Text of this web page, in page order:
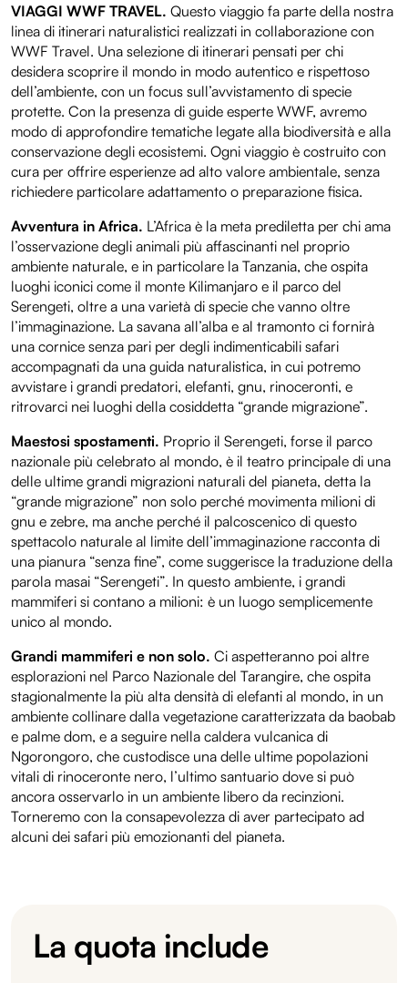
VIAGGI WWF TRAVEL. Questo viaggio fa parte della nostra
linea di itinerari naturalistici realizzati in collaborazione con
WWF Travel. Una selezione di itinerari pensati per chi
desidera scoprire il mondo in modo autentico e rispettoso
dell’ambiente, con un focus sull’avvistamento di specie
protette. Con la presenza di guide esperte WWF, avremo
modo di approfondire tematiche legate alla biodiversità e alla
conservazione degli ecosistemi. Ogni viaggio è costruito con
cura per offrire esperienze ad alto valore ambientale, senza
richiedere particolare adattamento o preparazione fisica.
Avventura in Africa. L’Africa è la meta prediletta per chi ama
l’osservazione degli animali più affascinanti nel proprio
ambiente naturale, e in particolare la Tanzania, che ospita
luoghi iconici come il monte Kilimanjaro e il parco del
Serengeti, oltre a una varietà di specie che vanno oltre
l’immaginazione. La savana all’alba e al tramonto ci fornirà
una cornice senza pari per degli indimenticabili safari
accompagnati da una guida naturalistica, in cui potremo
avvistare i grandi predatori, elefanti, gnu, rinoceronti, e
ritrovarci nei luoghi della cosiddetta “grande migrazione”.
Maestosi spostamenti. Proprio il Serengeti, forse il parco
nazionale più celebrato al mondo, è il teatro principale di una
delle ultime grandi migrazioni naturali del pianeta, detta la
“grande migrazione” non solo perché movimenta milioni di
gnu e zebre, ma anche perché il palcoscenico di questo
spettacolo naturale al limite dell’immaginazione racconta di
una pianura “senza fine”, come suggerisce la traduzione della
parola masai “Serengeti”. In questo ambiente, i grandi
mammiferi si contano a milioni: è un luogo semplicemente
unico al mondo.
Grandi mammiferi e non solo. Ci aspetteranno poi altre
esplorazioni nel Parco Nazionale del Tarangire, che ospita
stagionalmente la più alta densità di elefanti al mondo, in un
ambiente collinare dalla vegetazione caratterizzata da baobab
e palme dom, e a seguire nella caldera vulcanica di
Ngorongoro, che custodisce una delle ultime popolazioni
vitali di rinoceronte nero, l’ultimo santuario dove si può
ancora osservarlo in un ambiente libero da recinzioni.
Torneremo con la consapevolezza di aver partecipato ad
alcuni dei safari più emozionanti del pianeta.
La quota include